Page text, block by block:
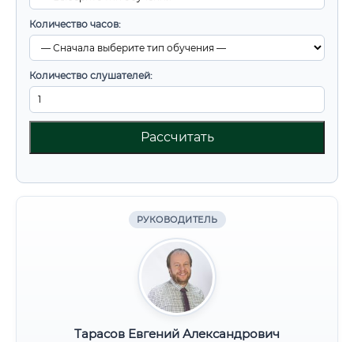
Количество часов:
Количество слушателей:
Рассчитать
РУКОВОДИТЕЛЬ
Тарасов Евгений Александрович